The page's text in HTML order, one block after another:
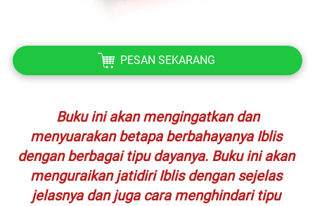
` PESAN SEKARANG
Buku ini akan mengingatkan dan
menyuarakan betapa berbahayanya Iblis
dengan berbagai tipu dayanya. Buku ini akan
menguraikan jatidiri Iblis dengan sejelas
jelasnya dan juga cara menghindari tipu